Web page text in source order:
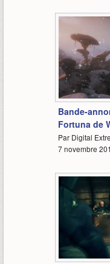
Bande-
Fortuna de
Par Digital
7 novembre